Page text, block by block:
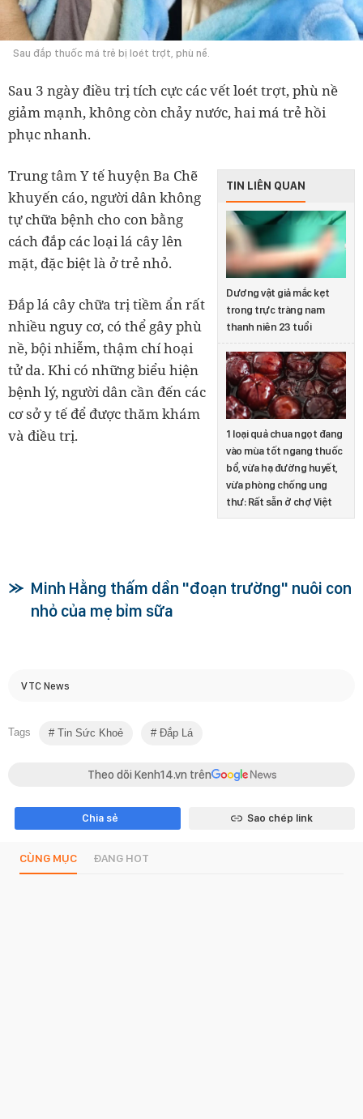
Sau đắp thuốc má trẻ bị loét trợt, phù nề.
Sau 3 ngày điều trị tích cực các vết loét trợt, phù nề
giảm mạnh, không còn chảy nước, hai má trẻ hồi
phục nhanh.
TIN LIÊN QUAN
Dương vật giả mắc kẹt
trong trực tràng nam
thanh niên 23 tuổi
1 loại quả chua ngọt đang
vào mùa tốt ngang thuốc
bổ, vừa hạ đường huyết,
vừa phòng chống ung
thư: Rất sẵn ở chợ Việt
Trung tâm Y tế huyện Ba Chẽ
khuyến cáo, người dân không
tự chữa bệnh cho con bằng
cách đắp các loại lá cây lên
mặt, đặc biệt là ở trẻ nhỏ.
Đắp lá cây chữa trị tiềm ẩn rất
nhiều nguy cơ, có thể gây phù
nề, bội nhiễm, thậm chí hoại
tử da. Khi có những biểu hiện
bệnh lý, người dân cần đến các
cơ sở y tế để được thăm khám
và điều trị.
Minh Hằng thấm dần "đoạn trường" nuôi con
nhỏ của mẹ bỉm sữa
VTC News
Tags Tin Sức Khoẻ Đắp Lá
Theo dõi Kenh14.vn trên
Chia sẻ Sao chép link
CÙNG MỤC ĐANG HOT